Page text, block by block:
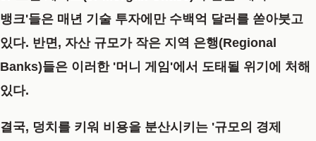
뱅크'들은 매년 기술 투자에만 수백억 달러를 쏟아붓고
있다. 반면, 자산 규모가 작은 지역 은행(Regional
Banks)들은 이러한 '머니 게임'에서 도태될 위기에 처해
있다.
결국, 덩치를 키워 비용을 분산시키는 '규모의 경제